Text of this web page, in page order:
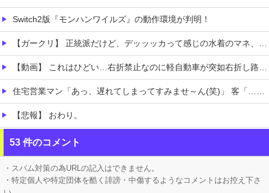
Switch2版『モンハンワイルズ』の動作環境が判明！
【ガークリ】 正統派だけど、デッッッカって感じの水着のマネ、ラファエ口、セッシュウへの反応！！！
【動画】 これはひどい…右折禁止なのに軽自動車が突如右折し路面電車と衝突→乗ってた三人組が車を捨て逃走ｗｗｗｗｗｗ
住宅営業マン「あっ、遅れてしまってすみませ～ん(笑)」 客「…今日、契約日ですよね？」→こうなるｗｗｗ
【悲報】 おわり。
【にじさんじ】 レヴィちゃん、3Dライブ「人間燦歌」開催決定！ゲスト8名も発表『歌うまバイキングなゲストや』【8/18(火)21:00】
【ネオポルテ】 実写配信中に金〇が映る大事故が発生!?
53 件のコメント
・スパム対策の為URLの記入はできません。
・特定個人や特定団体を酷く誹謗・中傷するようなコメントはお控え下さ